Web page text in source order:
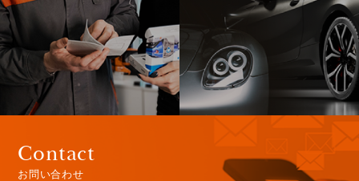
Contact
お問い合わせ